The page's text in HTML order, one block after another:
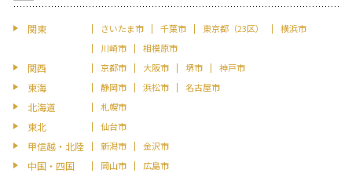
関東 さいたま市 千葉市 東京都（23区）
横浜市
川崎市
相模原市
関西 京都市 大阪市 堺市 神戸市
東海 静岡市 浜松市 名古屋市
北海道 札幌市
東北 仙台市
甲信越・北陸 新潟市 金沢市
中国・四国 岡山市 広島市